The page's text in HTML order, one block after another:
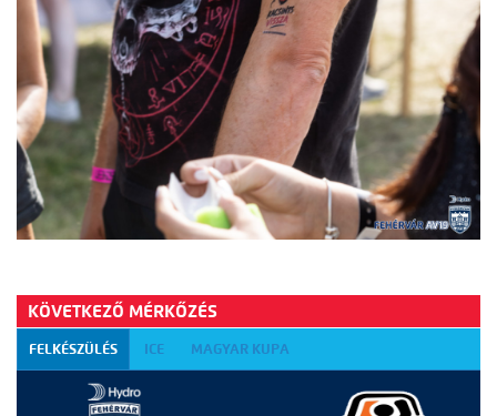
KÖVETKEZŐ MÉRKŐZÉS
FELKÉSZÜLÉS ICE MAGYAR KUPA